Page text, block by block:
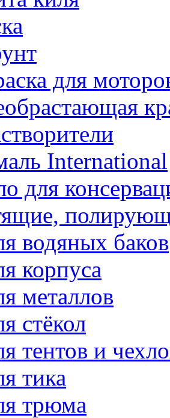
для
International
для
водяных баков
корпуса
металлов
стёкол
тентов и
тика
трюма